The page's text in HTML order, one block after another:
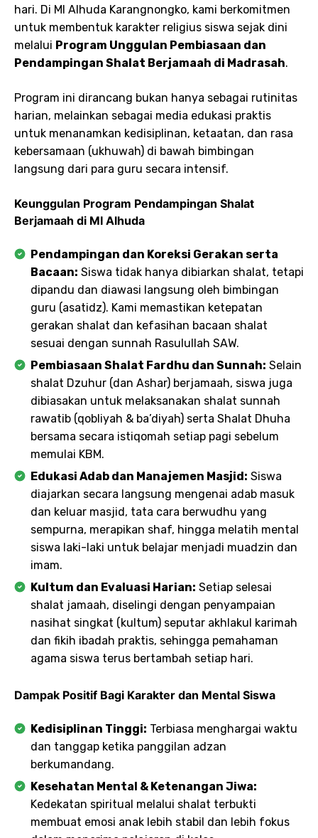
hari. Di MI Alhuda Karangnongko, kami berkomitmen
untuk membentuk karakter religius siswa sejak dini
melalui Program Unggulan Pembiasaan dan
Pendampingan Shalat Berjamaah di Madrasah.
Program ini dirancang bukan hanya sebagai rutinitas
harian, melainkan sebagai media edukasi praktis
untuk menanamkan kedisiplinan, ketaatan, dan rasa
kebersamaan (ukhuwah) di bawah bimbingan
langsung dari para guru secara intensif.
Keunggulan Program Pendampingan Shalat
Berjamaah di MI Alhuda
Pendampingan dan Koreksi Gerakan serta
Bacaan: Siswa tidak hanya dibiarkan shalat, tetapi
dipandu dan diawasi langsung oleh bimbingan
guru (asatidz). Kami memastikan ketepatan
gerakan shalat dan kefasihan bacaan shalat
sesuai dengan sunnah Rasulullah SAW.
Pembiasaan Shalat Fardhu dan Sunnah: Selain
shalat Dzuhur (dan Ashar) berjamaah, siswa juga
dibiasakan untuk melaksanakan shalat sunnah
rawatib (qobliyah & ba’diyah) serta Shalat Dhuha
bersama secara istiqomah setiap pagi sebelum
memulai KBM.
Edukasi Adab dan Manajemen Masjid: Siswa
diajarkan secara langsung mengenai adab masuk
dan keluar masjid, tata cara berwudhu yang
sempurna, merapikan shaf, hingga melatih mental
siswa laki-laki untuk belajar menjadi muadzin dan
imam.
Kultum dan Evaluasi Harian: Setiap selesai
shalat jamaah, diselingi dengan penyampaian
nasihat singkat (kultum) seputar akhlakul karimah
dan fikih ibadah praktis, sehingga pemahaman
agama siswa terus bertambah setiap hari.
Dampak Positif Bagi Karakter dan Mental Siswa
Kedisiplinan Tinggi: Terbiasa menghargai waktu
dan tanggap ketika panggilan adzan
berkumandang.
Kesehatan Mental & Ketenangan Jiwa:
Kedekatan spiritual melalui shalat terbukti
membuat emosi anak lebih stabil dan lebih fokus